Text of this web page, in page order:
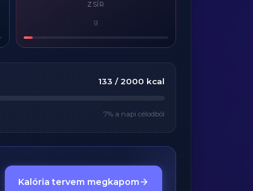
ZSÍR
g
133 / 2000 kcal
7% a napi célodból
Kalória tervem megkapom